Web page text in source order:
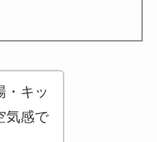
・キッ
気感で